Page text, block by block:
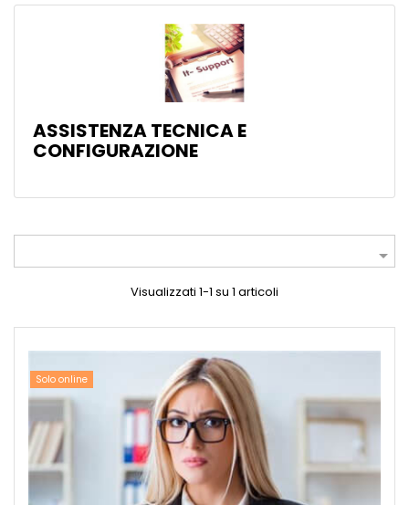
ASSISTENZA TECNICA E
CONFIGURAZIONE

Visualizzati 1-1 su 1 articoli
Solo online